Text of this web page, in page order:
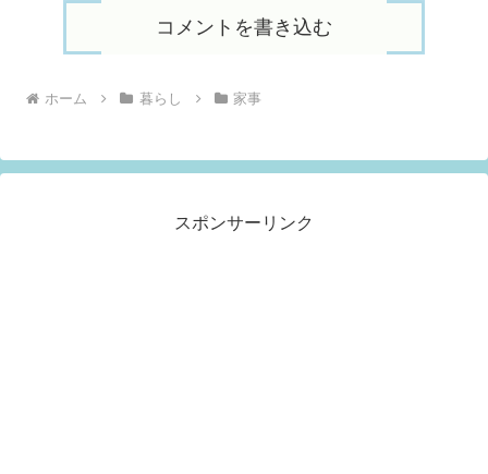
コメントを書き込む
ホーム 暮らし 家事
スポンサーリンク